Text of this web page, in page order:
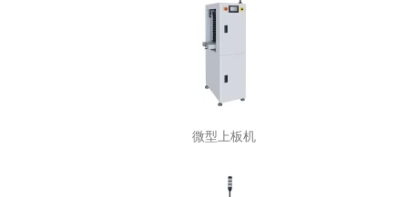
微型上板机